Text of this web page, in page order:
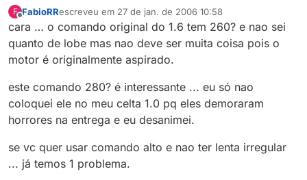
F FabioRRescreveu em 27 de jan. de 2006 10:58
última edição por
cara … o comando original do 1.6 tem 260? e nao sei
quanto de lobe mas nao deve ser muita coisa pois o
motor é originalmente aspirado.
este comando 280? é interessante ... eu só nao
coloquei ele no meu celta 1.0 pq eles demoraram
horrores na entrega e eu desanimei.
se vc quer usar comando alto e nao ter lenta irregular
... já temos 1 problema.